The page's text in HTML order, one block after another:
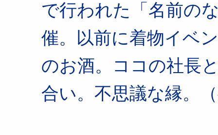
で行われた「名前の
催。以前に着物イベ
のお酒。ココの社長
合い。不思議な縁。